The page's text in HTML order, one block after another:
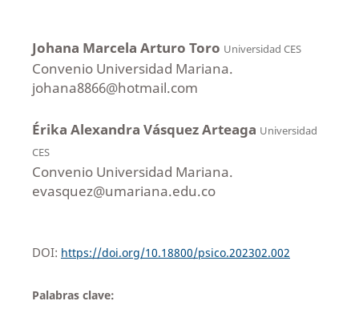
Johana Marcela Arturo Toro Universidad CES
Convenio Universidad Mariana.
johana8866@hotmail.com
Érika Alexandra Vásquez Arteaga Universidad
CES
Convenio Universidad Mariana.
evasquez@umariana.edu.co
DOI: https://doi.org/10.18800/psico.202302.002
Palabras clave: